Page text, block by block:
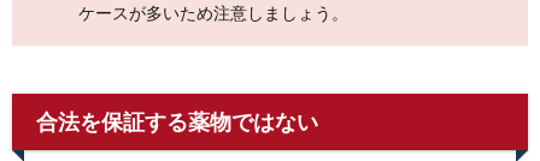
ケースが多いため注意しましょう。
合法を保証する薬物ではない